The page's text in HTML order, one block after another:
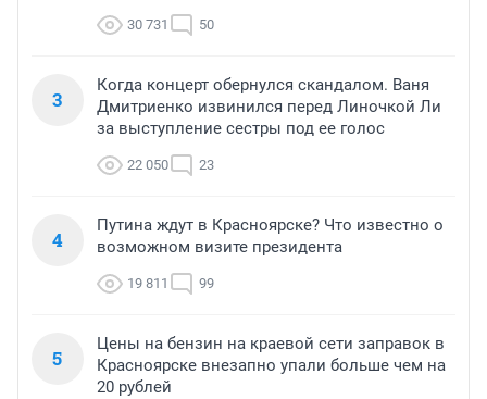
30 731 50
3
Когда концерт обернулся скандалом. Ваня
Дмитриенко извинился перед Линочкой Ли
за выступление сестры под ее голос
22 050 23
4
Путина ждут в Красноярске? Что известно о
возможном визите президента
19 811 99
5
Цены на бензин на краевой сети заправок в
Красноярске внезапно упали больше чем на
20 рублей